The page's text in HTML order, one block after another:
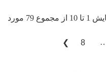
از مجموع 79 مورد
8
❯